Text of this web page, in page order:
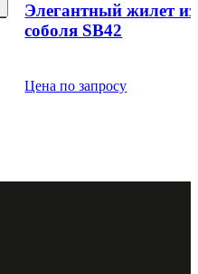
Элегантный жилет
соболя SB42
Цена по запросу